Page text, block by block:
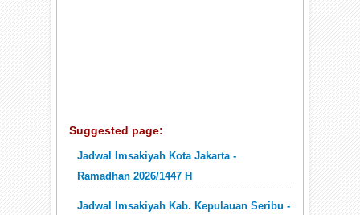
Suggested page:
Jadwal Imsakiyah Kota Jakarta -
Ramadhan 2026/1447 H
Jadwal Imsakiyah Kab. Kepulauan Seribu -